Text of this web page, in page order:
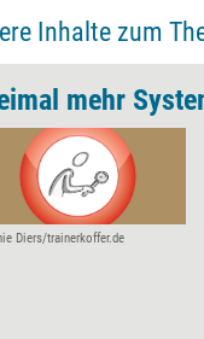
Inhalte zum
mehr
Diers/trainerkoffer.de